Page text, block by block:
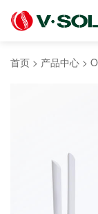
首页 > 产品中心 >